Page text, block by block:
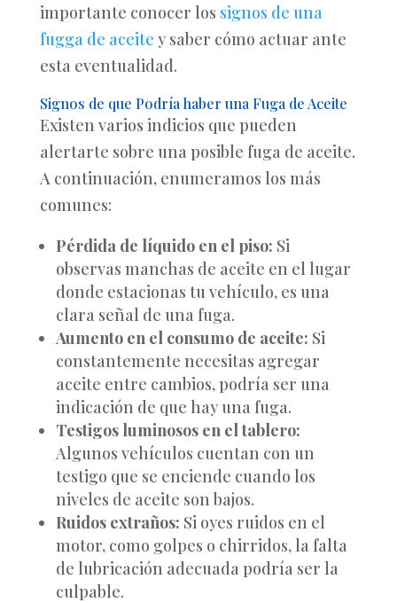
importante conocer los signos de una
fugga de aceite y saber cómo actuar ante
esta eventualidad.
Signos de que Podría haber una Fuga de Aceite
Existen varios indicios que pueden
alertarte sobre una posible fuga de aceite.
A continuación, enumeramos los más
comunes:
Pérdida de líquido en el piso: Si
observas manchas de aceite en el lugar
donde estacionas tu vehículo, es una
clara señal de una fuga.
Aumento en el consumo de aceite: Si
constantemente necesitas agregar
aceite entre cambios, podría ser una
indicación de que hay una fuga.
Testigos luminosos en el tablero:
Algunos vehículos cuentan con un
testigo que se enciende cuando los
niveles de aceite son bajos.
Ruidos extraños: Si oyes ruidos en el
motor, como golpes o chirridos, la falta
de lubricación adecuada podría ser la
culpable.